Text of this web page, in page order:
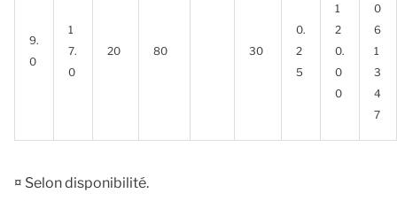
9.
0
1
7.
0
20 80 30
0.
2
5
1
2
0.
0
0
0
6
1
3
4
7
¤ Selon disponibilité.